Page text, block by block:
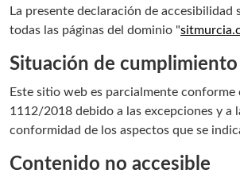
La presente declaración de accesibilidad
todas las páginas del dominio "
Situación de cumplimiento
Este sitio web es parcialmente conforme
1112/2018 debido a las excepciones y a
conformidad de los aspectos que se
Contenido no accesible